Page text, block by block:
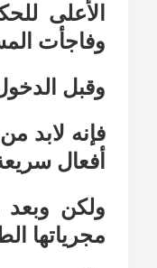
الأعلى
وفاجأت
وقبل
فإنه لابد
أفعال
ولكن وبعد
مجرياتها